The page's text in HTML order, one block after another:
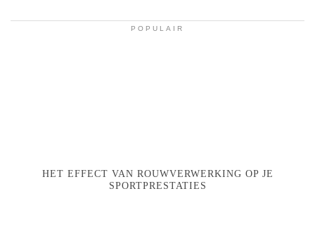
POPULAIR
HET EFFECT VAN ROUWVERWERKING OP JE
SPORTPRESTATIES